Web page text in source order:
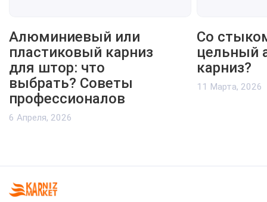
Алюминиевый или
пластиковый карниз
для штор: что
выбрать? Советы
профессионалов
6 Апреля, 2026
Со
цельный
карниз?
11 Марта, 2026